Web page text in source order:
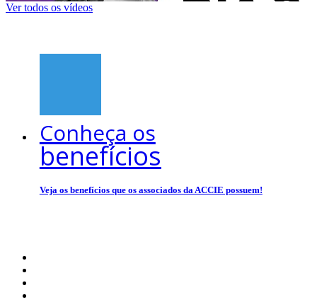
Ver todos os vídeos
Conheça os
benefícios
Veja os benefícios que os associados da ACCIE possuem!